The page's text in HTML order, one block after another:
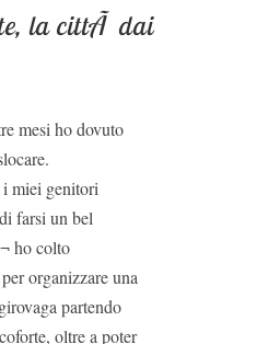
la cittÃ dai
mesi ho dovuto
miei genitori
farsi un bel
ho colto
organizzare una
partendo
oltre a poter